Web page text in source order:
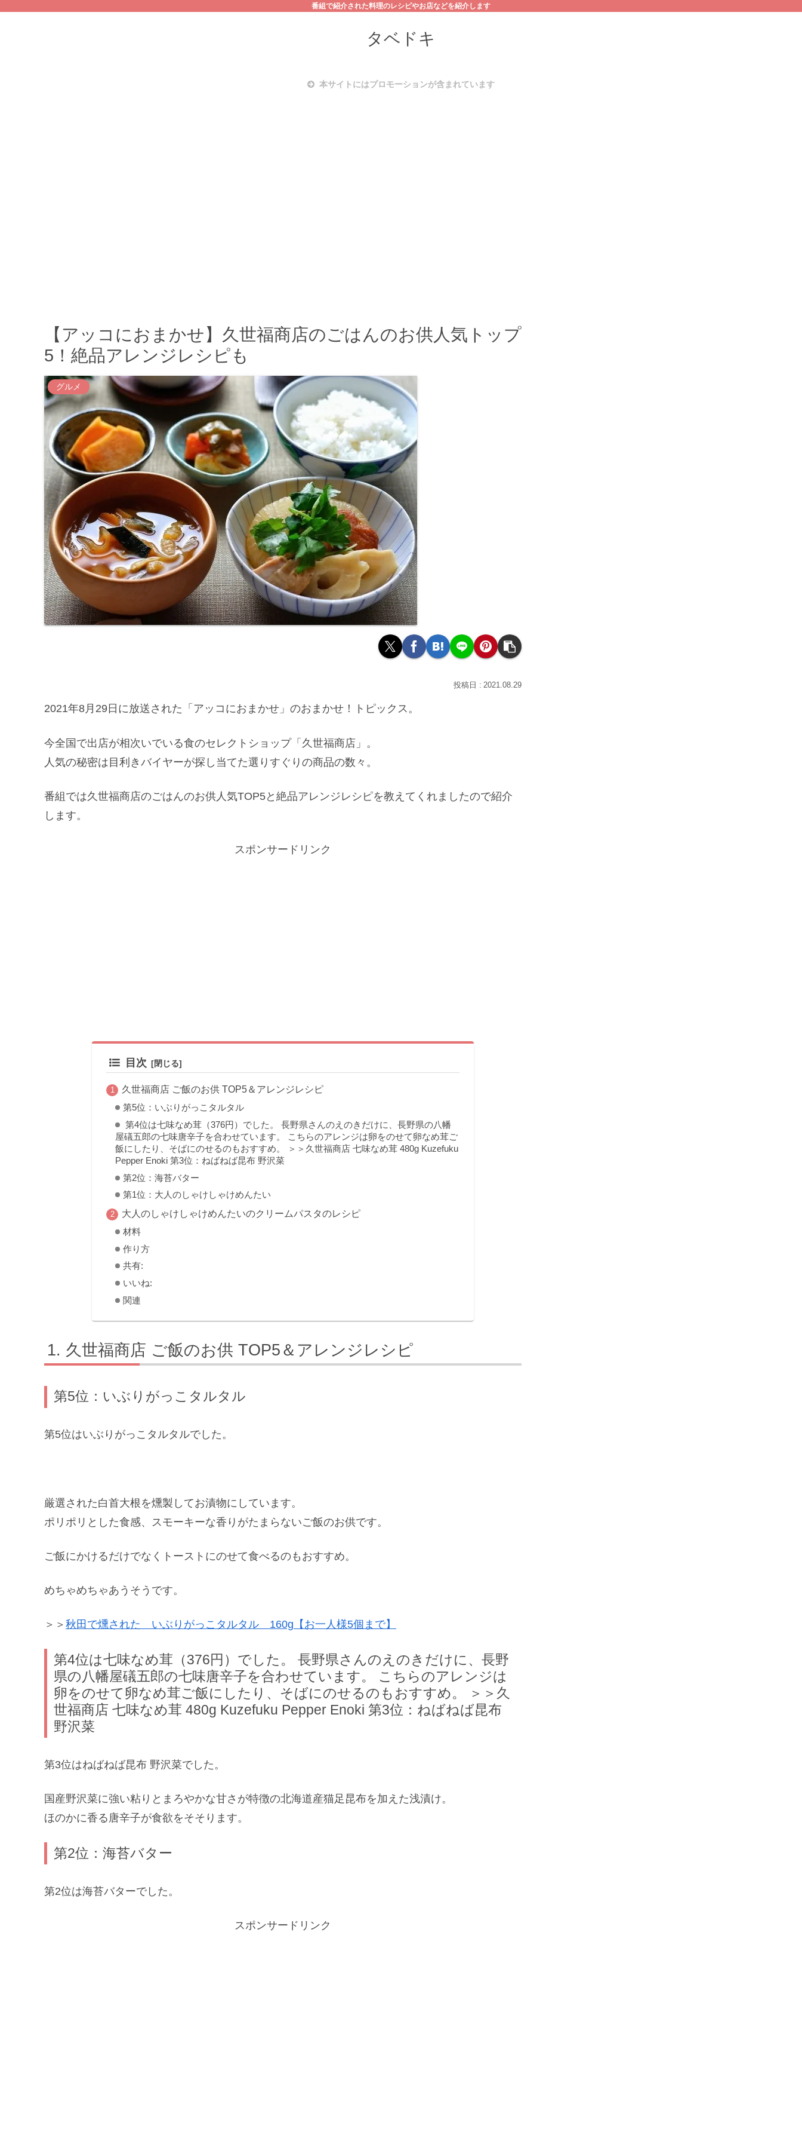
番組で紹介された料理のレシピやお店などを紹介します
タベドキ
本サイトにはプロモーションが含まれています
【アッコにおまかせ】久世福商店のごはんのお供人気トップ
5！絶品アレンジレシピも
グルメ
2021.08.29
2021年8月29日に放送された「アッコにおまかせ」のおまかせ！トピックス。
今全国で出店が相次いでいる食のセレクトショップ「久世福商店」。
人気の秘密は目利きバイヤーが探し当てた選りすぐりの商品の数々。
番組では久世福商店のごはんのお供人気TOP5と絶品アレンジレシピを教えてくれましたので紹介
します。
スポンサードリンク
目次
久世福商店 ご飯のお供 TOP5＆アレンジレシピ
第5位：いぶりがっこタルタル
第4位は七味なめ茸（376円）でした。 長野県さんのえのきだけに、長野県の八幡
屋礒五郎の七味唐辛子を合わせています。 こちらのアレンジは卵をのせて卵なめ茸ご
飯にしたり、そばにのせるのもおすすめ。 ＞＞久世福商店 七味なめ茸 480g Kuzefuku
Pepper Enoki 第3位：ねばねば昆布 野沢菜
第2位：海苔バター
第1位：大人のしゃけしゃけめんたい
大人のしゃけしゃけめんたいのクリームパスタのレシピ
材料
作り方
共有:
いいね:
関連
久世福商店 ご飯のお供 TOP5＆アレンジレシピ
第5位：いぶりがっこタルタル
第5位はいぶりがっこタルタルでした。
厳選された白首大根を燻製してお漬物にしています。
ポリポリとした食感、スモーキーな香りがたまらないご飯のお供です。
ご飯にかけるだけでなくトーストにのせて食べるのもおすすめ。
めちゃめちゃあうそうです。
＞＞ 秋田で燻された いぶりがっこタルタル 160g【お一人様5個まで】
第4位は七味なめ茸（376円）でした。 長野県さんのえのきだけに、長野
県の八幡屋礒五郎の七味唐辛子を合わせています。 こちらのアレンジは
卵をのせて卵なめ茸ご飯にしたり、そばにのせるのもおすすめ。 ＞＞久
世福商店 七味なめ茸 480g Kuzefuku Pepper Enoki 第3位：ねばねば昆布
野沢菜
第3位はねばねば昆布 野沢菜でした。
国産野沢菜に強い粘りとまろやかな甘さが特徴の北海道産猫足昆布を加えた浅漬け。
ほのかに香る唐辛子が食欲をそそります。
第2位：海苔バター
第2位は海苔バターでした。
スポンサードリンク